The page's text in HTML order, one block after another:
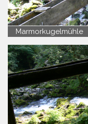
Marmorkugelmühle